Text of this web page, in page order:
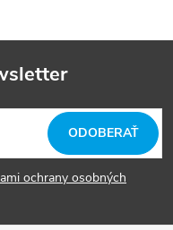
ochrany osobných
ODOBERAŤ